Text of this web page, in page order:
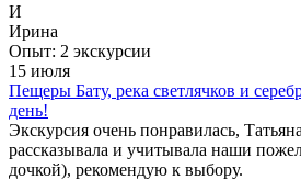
И
Ирина
Опыт: 2 экскурсии
15 июля
Пещеры Бату, река светлячков и
день!
Экскурсия очень понравилась,
рассказывала и учитывала наши
дочкой), рекомендую к выбору.